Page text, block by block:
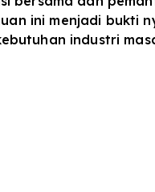
ini menjadi bukti
industri